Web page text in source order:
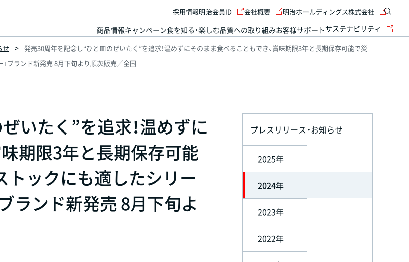
商品情報キャンペーン食を知る・楽しむ品質への取り組みお客様サポートサステナビリティ
採用情報明治会員ID 会社概要 明治ホールディングス株式会社
せ
発売30周年を記念し“ひと皿のぜいたく”を追求！温めずにそのまま食べることもでき、賞味期限3年と長期保存可能で災
ブランド新発売 8月下旬より順次販売／全国
いたく”を追求！温めずに
期限3年と長期保存可能
ックにも適したシリー
ランド新発売 8月下旬よ
プレスリリース・お知らせ
2025年
2024年
2023年
2022年